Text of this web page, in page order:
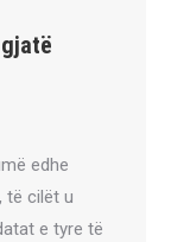
edhe
të cilët u
e tyre të